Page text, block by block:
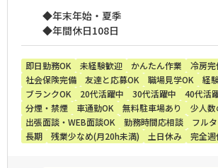
◆年末年始・夏季
◆年間休日108日
即日勤務OK 未経験歓迎 かんたん作業 冷房完
社会保険完備
友達と応募OK 職場見学OK
経
ブランクOK
20代活躍中 30代活躍中 40代活
分煙・禁煙
車通勤OK 無料駐車場あり 少人
出張面談・WEB面談OK
勤務時間応相談 フル
長期
残業少なめ(月20h未満) 土日休み 完全週